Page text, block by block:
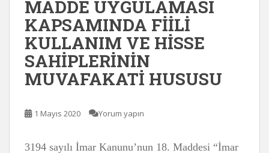
MADDE UYGULAMASI
KAPSAMINDA FİİLİ
KULLANIM VE HİSSE
SAHİPLERİNİN
MUVAFAKATİ HUSUSU
1 Mayıs 2020 Yorum yapın
3194 sayılı İmar Kanunu’nun 18. Maddesi “İmar